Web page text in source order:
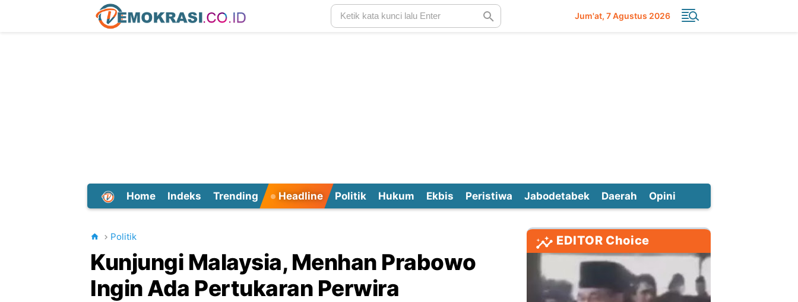
Jum'at 7 Agustus 2026
Home Indeks Trending Headline Politik Hukum Ekbis Peristiwa Jabodetabek Daerah Opini
Politik
Kunjungi Malaysia, Menhan Prabowo
Ingin Ada Pertukaran Perwira
EDITOR Choice